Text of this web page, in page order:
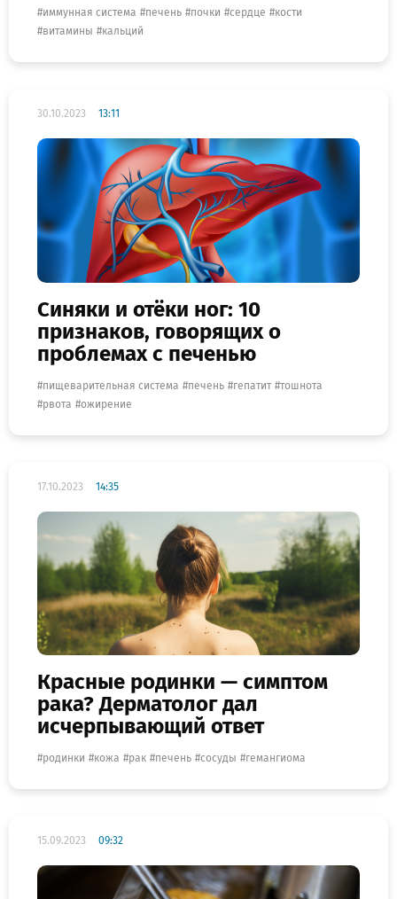
иммунная система печень почки сердце
кости
витамины
кальций
30.10.2023 13:11
Синяки и отёки ног: 10
признаков, говорящих о
проблемах с печенью
пищеварительная система печень гепатит
тошнота
рвота
ожирение
17.10.2023 14:35
Красные родинки — симптом
рака? Дерматолог дал
исчерпывающий ответ
родинки кожа рак печень сосуды гемангиома
15.09.2023 09:32